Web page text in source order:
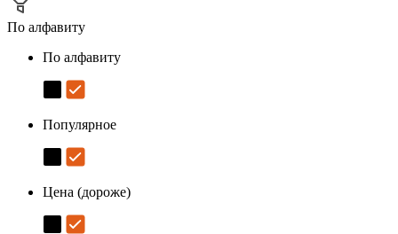
По алфавиту
По алфавиту
Популярное
Цена (дороже)